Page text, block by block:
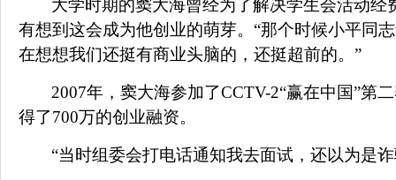
大学时期的窦大海曾经为了解决学生会活动
有想到这会成为他创业的萌芽。“那个时候小平同
在想想我们还挺有商业头脑的，还挺超前的。”
2007年，窦大海参加了CCTV-2“赢在中国”第
得了700万的创业融资。
“当时组委会打电话通知我去面试，还以为是